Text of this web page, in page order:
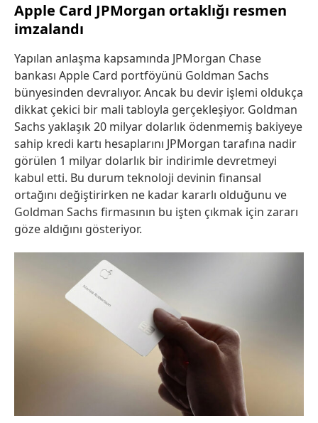
Apple Card JPMorgan ortaklığı resmen
imzalandı
Yapılan anlaşma kapsamında JPMorgan Chase
bankası Apple Card portföyünü Goldman Sachs
bünyesinden devralıyor. Ancak bu devir işlemi oldukça
dikkat çekici bir mali tabloyla gerçekleşiyor. Goldman
Sachs yaklaşık 20 milyar dolarlık ödenmemiş bakiyeye
sahip kredi kartı hesaplarını JPMorgan tarafına nadir
görülen 1 milyar dolarlık bir indirimle devretmeyi
kabul etti. Bu durum teknoloji devinin finansal
ortağını değiştirirken ne kadar kararlı olduğunu ve
Goldman Sachs firmasının bu işten çıkmak için zararı
göze aldığını gösteriyor.